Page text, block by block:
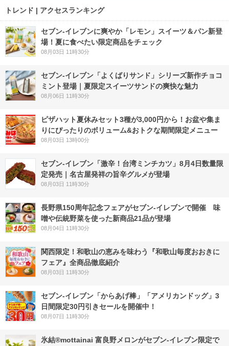
トレンド | アクセスランキング
セブン‐イレブンに爽やか「レモン」スイーツ＆パン新登
場！夏に食べたい限定商品をチェック
08月03日 11時30分
セブン‐イレブン「よくばりサンド」シリーズ新作チョコ
ミント登場｜夏限定スイーツサンドの爽快な魅力
08月06日 11時30分
ピザハット夏休みセット3種が3,000円から！お盆や集ま
りにぴったりのボリューム&おトクな期間限定メニュー
08月03日 13時00分
セブン-イレブン「激辛！台湾ミンチカツ」8月4日数量限
定発売｜名古屋発祥の旨辛グルメが登場
08月03日 11時30分
長野県150周年記念フェアがセブン-イレブンで開催 味
噌や伝統野菜を使った新商品21品が登場
08月04日 11時30分
関西限定！和歌山の恵みを味わう『和歌山毎度おおきに
フェア』全商品徹底紹介
08月03日 11時30分
セブン‐イレブン「からあげ棒」「アメリカンドッグ」3
日間限定30円引きセールを開催中！
08月07日 11時30分
氷結®mottainai 富良野メロンがセブン‐イレブン限定で